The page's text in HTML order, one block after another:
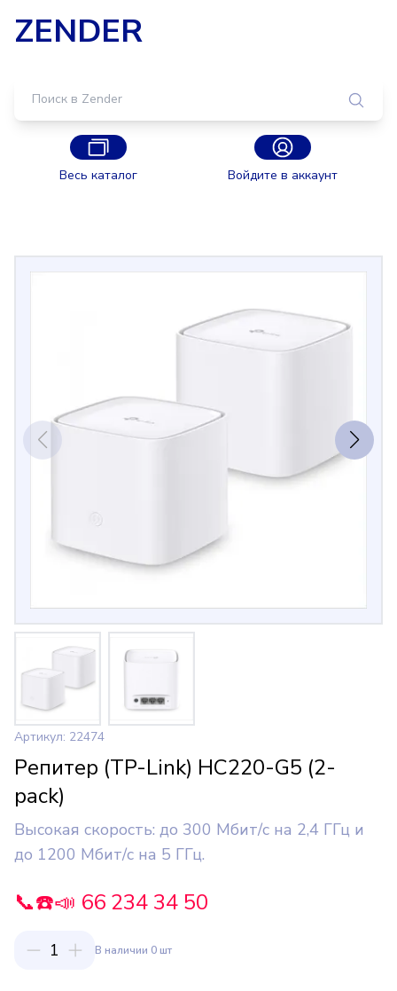
ZENDER
Весь каталог Войдите в аккаунт
Артикул: 22474
Репитер (TP-Link) HC220-G5 (2-
pack)
Высокая скорость: до 300 Мбит/с на 2,4 ГГц и
до 1200 Мбит/с на 5 ГГц.
📞☎️📣 66 234 34 50
1 В наличии 0 шт